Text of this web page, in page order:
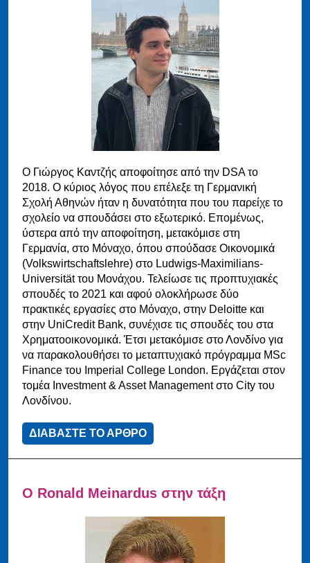
Ο Γιώργος Καντζής αποφοίτησε από την DSA το
2018. Ο κύριος λόγος που επέλεξε τη Γερμανική
Σχολή Αθηνών ήταν η δυνατότητα που του παρείχε το
σχολείο να σπουδάσει στο εξωτερικό. Επομένως,
ύστερα από την αποφοίτηση, μετακόμισε στη
Γερμανία, στο Μόναχο, όπου σπούδασε Οικονομικά
(Volkswirtschaftslehre) στο Ludwigs-Maximilians-
Universität του Μονάχου. Τελείωσε τις προπτυχιακές
σπουδές το 2021 και αφού ολοκλήρωσε δύο
πρακτικές εργασίες στο Μόναχο, στην Deloitte και
στην UniCredit Bank, συνέχισε τις σπουδές του στα
Χρηματοοικονομικά. Έτσι μετακόμισε στο Λονδίνο για
να παρακολουθήσει το μεταπτυχιακό πρόγραμμα MSc
Finance του Imperial College London. Εργάζεται στον
τομέα Investment & Asset Management στο City του
Λονδίνου.
ΔΙΑΒΑΣΤΕ ΤΟ ΑΡΘΡΟ
Ο Ronald Meinardus στην τάξη